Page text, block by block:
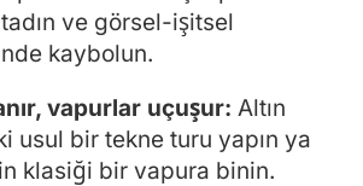
ve görsel-işitsel
kaybolun.
vapurlar uçuşur: Altın
usul bir tekne turu yapın ya
klasiği bir vapura binin.